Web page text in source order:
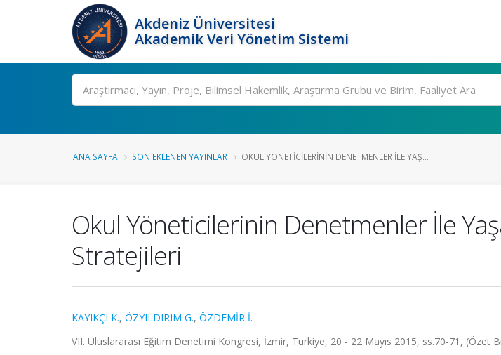
Akdeniz Üniversitesi
Akademik Veri Yönetim Sistemi
Ara
ANA SAYFA SON EKLENEN YAYINLAR OKUL YÖNETICILERININ DENETMENLER İLE YAŞ...
Okul Yöneticilerinin Denetmenler İle
Stratejileri
KAYIKÇI K., ÖZYILDIRIM G., ÖZDEMİR İ.
VII. Uluslararası Eğitim Denetimi Kongresi, İzmir, Türkiye, 20 - 22 Mayıs 2015, ss.70-71, (Özet